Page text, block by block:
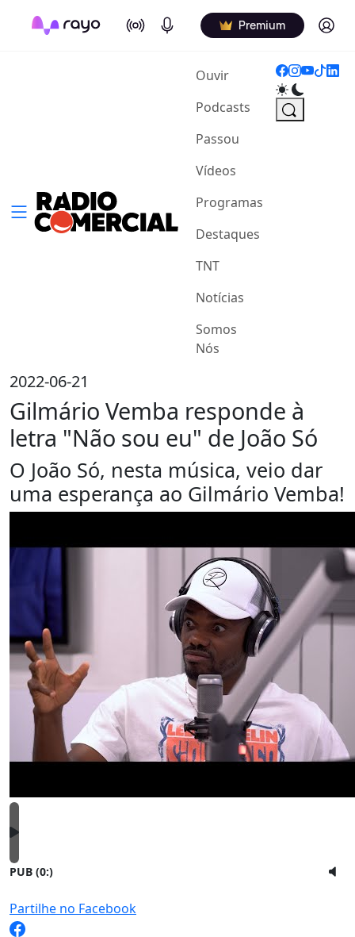
On Air Podcasts Premium Log in
Ouvir(current)
Podcasts
Passou
Vídeos
Programas
Destaques
TNT
Notícias
Somos
Nós
2022-06-21
Gilmário Vemba responde à
letra "Não sou eu" de João Só
O João Só, nesta música, veio dar
uma esperança ao Gilmário Vemba!
PUB (0:)
Partilhe no Facebook